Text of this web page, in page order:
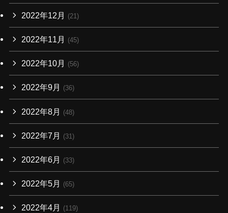
2022年12月 (21)
2022年11月 (45)
2022年10月 (56)
2022年9月 (36)
2022年8月 (48)
2022年7月 (31)
2022年6月 (33)
2022年5月 (65)
2022年4月 (119)